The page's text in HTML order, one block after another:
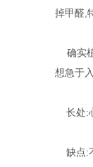
掉甲醛,
确实
想急于
长处:
缺点: